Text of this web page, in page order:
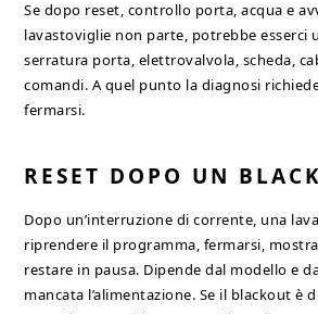
Se dopo reset, controllo porta, acqua e
lavastoviglie non parte, potrebbe esserci
serratura porta, elettrovalvola, scheda,
comandi. A quel punto la diagnosi
fermarsi.
RESET DOPO UN
Dopo un’interruzione di corrente, una
riprendere il programma, fermarsi,
restare in pausa. Dipende dal modello e
mancata l’alimentazione. Se il blackout è